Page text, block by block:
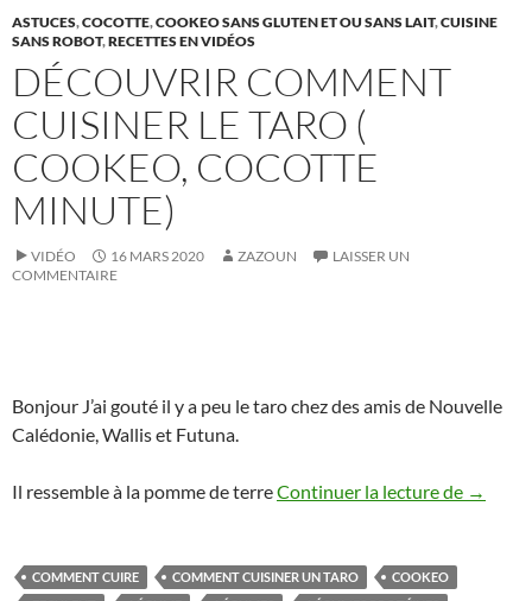
ASTUCES,COCOTTE,COOKEO SANS GLUTEN ET OU SANS LAIT,CUISINE
SANS ROBOT,RECETTES EN VIDÉOS
DÉCOUVRIR COMMENT
CUISINER LE TARO (
COOKEO, COCOTTE
MINUTE)
VIDÉO 16 MARS 2020 ZAZOUN
LAISSER UN
COMMENTAIRE
Bonjour J’ai gouté il y a peu le taro chez des amis de Nouvelle
Calédonie, Wallis et Futuna.
Il ressemble à la pomme de terreContinuer la lecture de →
COMMENT CUIRE COMMENT CUISINER UN TARO
COOKEO